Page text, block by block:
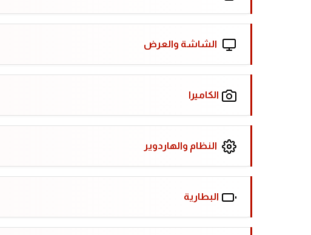
الشاشة والعرض
الكاميرا
النظام والهاردوير
البطارية